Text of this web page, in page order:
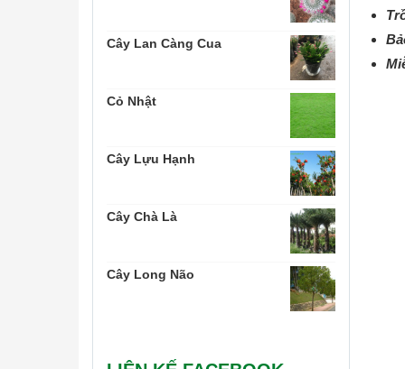
Cây Lan Càng Cua
Cỏ Nhật
Cây Lựu Hạnh
Cây Chà Là
Cây Long Não